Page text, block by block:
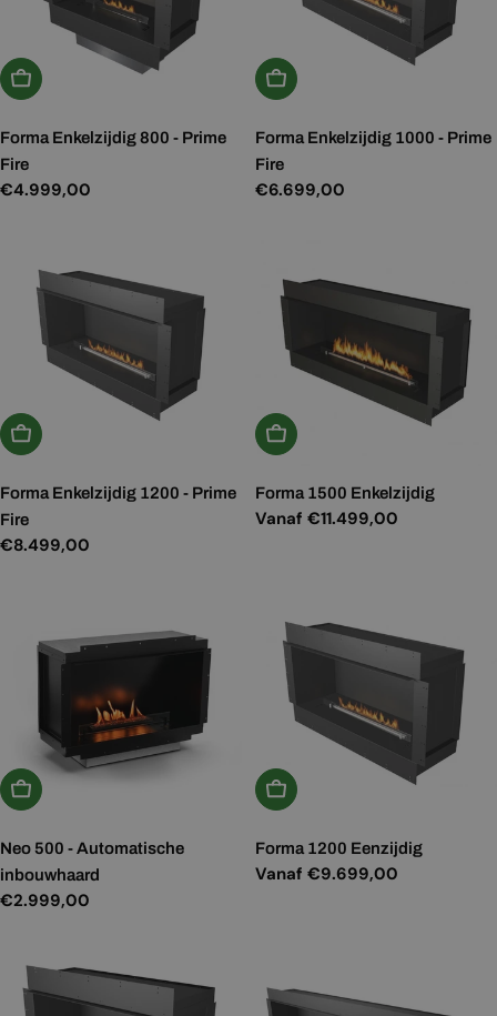
In Winkelwagen
Forma Enkelzijdig 800 - Prime
Fire
Normale
€4.999,00
In Winkelwagen
Forma Enkelzijdig 1000 - Prime
Fire
Normale
€6.699,00
In Winkelwagen
Forma Enkelzijdig 1200 - Prime
Fire
Normale
€8.499,00
Kies Opties
Forma 1500 Enkelzijdig
Normale
Vanaf €11.499,00
In Winkelwagen
Neo 500 - Automatische
inbouwhaard
Normale
€2.999,00
Kies Opties
Forma 1200 Eenzijdig
Normale
Vanaf €9.699,00